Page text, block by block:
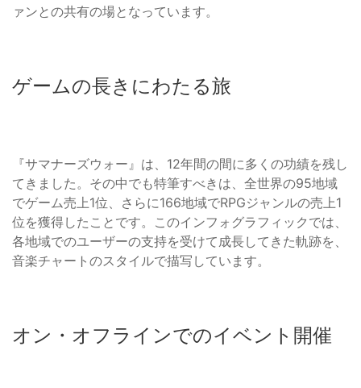
ァンとの共有の場となっています。
ゲームの長きにわたる旅
『サマナーズウォー』は、12年間の間に多くの功績を残し
てきました。その中でも特筆すべきは、全世界の95地域
でゲーム売上1位、さらに166地域でRPGジャンルの売上1
位を獲得したことです。このインフォグラフィックでは、
各地域でのユーザーの支持を受けて成長してきた軌跡を、
音楽チャートのスタイルで描写しています。
オン・オフラインでのイベント開催